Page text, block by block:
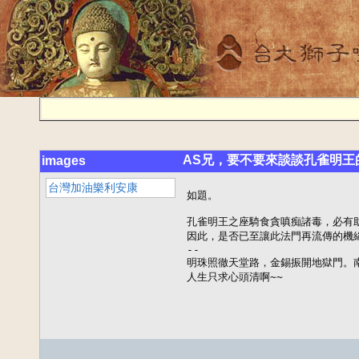
images AS兄，要不要來談談孔雀明王
台灣加油樂利安康
如題。
孔雀明王之座騎食貪嗔痴諸毒，必有
因此，是否已至讓此法門再流傳的機
--
明珠照徹天堂路，金錫振開地獄門。
人生只求心頭清啊~~